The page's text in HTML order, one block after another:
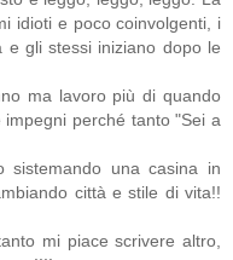
idioti e poco coinvolgenti, i
e gli stessi iniziano dopo le
ma lavoro più di quando
perché tanto "Sei a
sistemando una casina in
città e stile di vita!!
mi piace scrivere altro,